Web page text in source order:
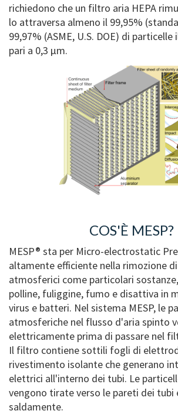
richiedono che un filtro aria HEPA
lo attraversa almeno il 99,95%
99,97% (ASME, U.S. DOE) di
pari a 0,3 μm.
COS'È MESP?
MESP® sta per Micro-electrostatic
altamente efficiente nella rimozione
atmosferici come particolari
polline, fuliggine, fumo e disattiva in
virus e batteri. Nel sistema MESP, le
atmosferiche nel flusso d'aria spinto
elettricamente prima di passare nel
Il filtro contiene sottili fogli di
rivestimento isolante che generano
elettrici all'interno dei tubi. Le
vengono tirate verso le pareti dei tubi
saldamente.